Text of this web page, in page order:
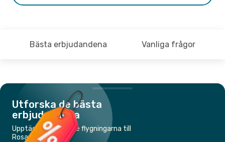
Bästa erbjudandena Vanliga frågor
Utforska de bästa
erbjudandena
Upptäck de billigaste flygningarna till
Rosario